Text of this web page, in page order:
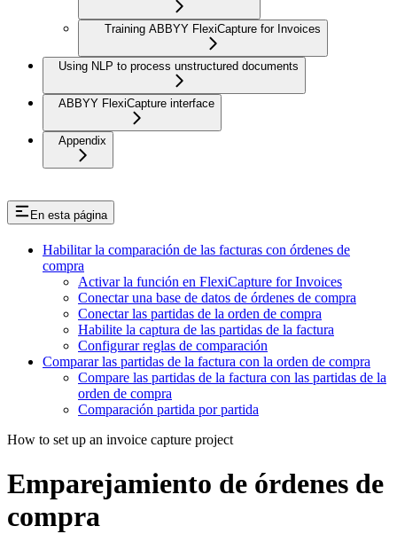
Training ABBYY FlexiCapture for Invoices
Using NLP to process unstructured documents
ABBYY FlexiCapture interface
Appendix
En esta página
Habilitar la comparación de las facturas con órdenes de
compra
Activar la función en FlexiCapture for Invoices
Conectar una base de datos de órdenes de compra
Conectar las partidas de la orden de compra
Habilite la captura de las partidas de la factura
Configurar reglas de comparación
Comparar las partidas de la factura con la orden de compra
Compare las partidas de la factura con las partidas de la
orden de compra
Comparación partida por partida
How to set up an invoice capture project
Emparejamiento de órdenes de
compra